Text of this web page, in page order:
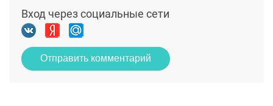
Вход через социальные сети
Отправить комментарий